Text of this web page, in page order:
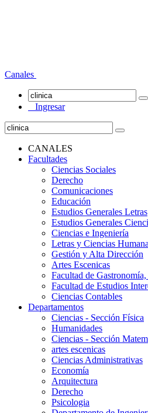
Canales
Ingresar
CANALES
Facultades
Ciencias Sociales
Derecho
Comunicaciones
Educación
Estudios Generales Letras
Estudios Generales
Ciencias e Ingeniería
Letras y Ciencias
Gestión y Alta Dirección
Artes Escenicas
Facultad de
Facultad de Estudios
Ciencias Contables
Departamentos
Ciencias - Sección Física
Humanidades
Ciencias - Sección
artes escenicas
Ciencias Administrativas
Economía
Arquitectura
Derecho
Psicologia